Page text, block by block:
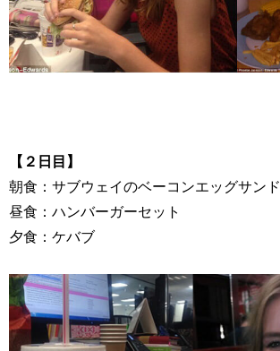
【２日目】
朝食：サブウェイのベーコンエッグサンド
昼食：ハンバーガーセット
夕食：ケバブ